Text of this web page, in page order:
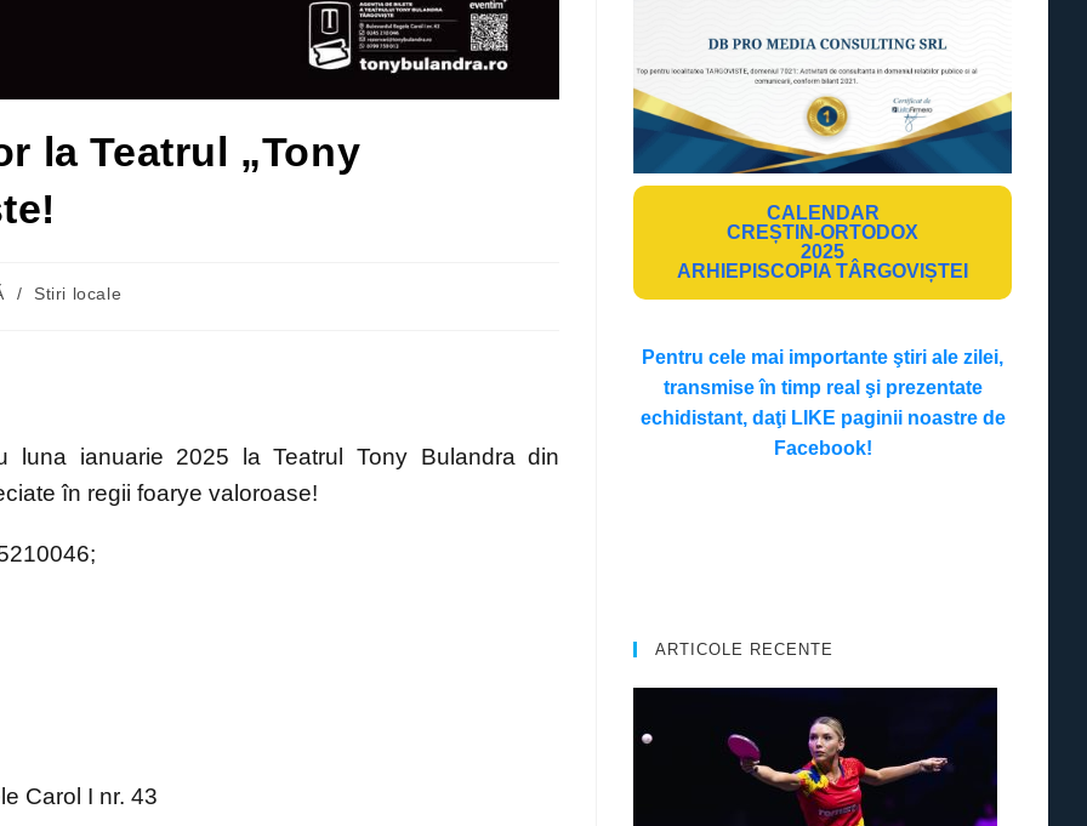
la Teatrul „Tony
/ Stiri locale
luna ianuarie 2025 la Teatrul Tony Bulandra din
în regii foarye valoroase!
Carol I nr. 43
CALENDAR
CREȘTIN-ORTODOX
2025
ARHIEPISCOPIA TÂRGOVIȘTEI
Pentru cele mai importante ştiri ale zilei,
transmise în timp real şi prezentate
echidistant, daţi LIKE paginii noastre de
Facebook!
ARTICOLE RECENTE